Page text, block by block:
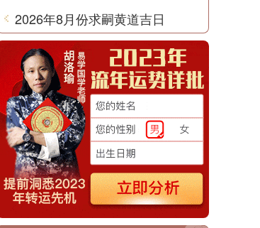
2026年8月份求嗣黄道吉日